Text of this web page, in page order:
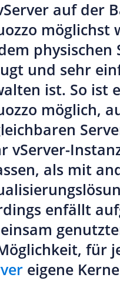
auf der
möglichst
physischen
und sehr
ist. So ist
möglich,
vServer-
als mit
enfällt
für
eigene